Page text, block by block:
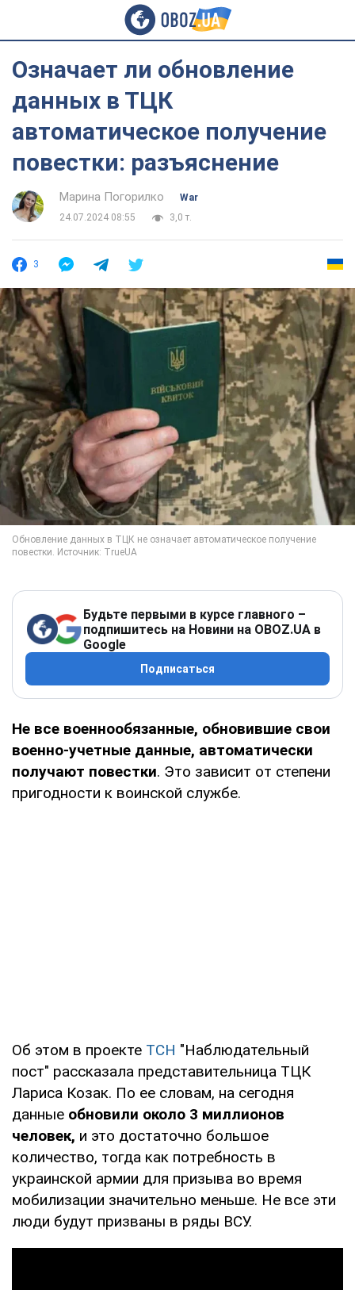
Означает ли обновление
данных в ТЦК
автоматическое получение
повестки: разъяснение
Марина Погорилко
War
24.07.2024 08:55
3,0 т.
3
Будьте первыми в курсе главного –
подпишитесь на Новини на OBOZ.UA в
Google
Подписаться
Не все военнообязанные, обновившие свои
военно-учетные данные, автоматически
получают повестки. Это зависит от степени
пригодности к воинской службе.
Об этом в проекте ТСН "Наблюдательный
пост" рассказала представительница ТЦК
Лариса Козак. По ее словам, на сегодня
данные обновили около 3 миллионов
человек, и это достаточно большое
количество, тогда как потребность в
украинской армии для призыва во время
мобилизации значительно меньше. Не все эти
люди будут призваны в ряды ВСУ.